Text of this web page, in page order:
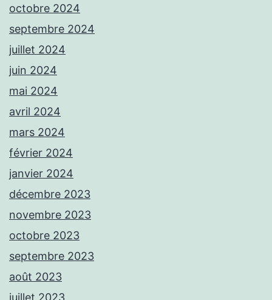
octobre 2024
septembre 2024
juillet 2024
juin 2024
mai 2024
avril 2024
mars 2024
février 2024
janvier 2024
décembre 2023
novembre 2023
octobre 2023
septembre 2023
août 2023
juillet 2023